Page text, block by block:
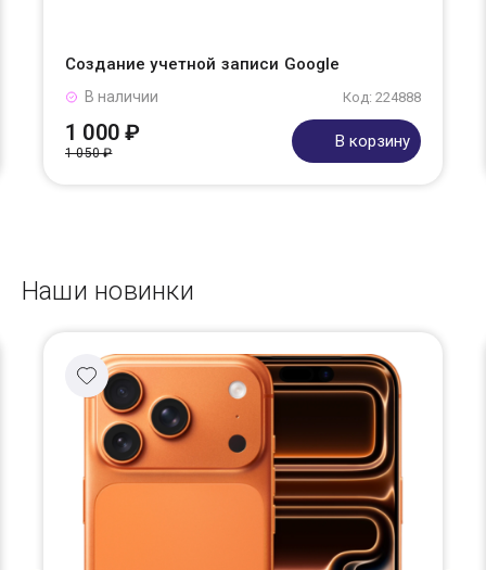
Создание учетной записи Google
Код: 224888
В наличии
1 000 ₽
1 050 ₽
В корзину
Наши новинки